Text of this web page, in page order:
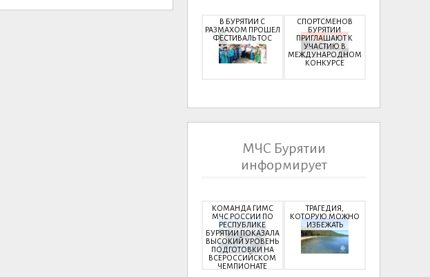
В БУРЯТИИ С
РАЗМАХОМ ПРОШЕЛ
ФЕСТИВАЛЬ ТОС
СПОРТСМЕНОВ
БУРЯТИИ
ПРИГЛАШАЮТ К
УЧАСТИЮ В
МЕЖДУНАРОДНОМ
КОНКУРСЕ
МЧС Бурятии
информирует
КОМАНДА ГИМС
МЧС РОССИИ ПО
РЕСПУБЛИКЕ
БУРЯТИИ ПОКАЗАЛА
ВЫСОКИЙ УРОВЕНЬ
ПОДГОТОВКИ НА
ВСЕРОССИЙСКОМ
ЧЕМПИОНАТЕ
ТРАГЕДИЯ,
КОТОРУЮ МОЖНО
ИЗБЕЖАТЬ